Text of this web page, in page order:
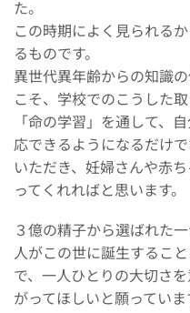
た。
この時期によく見られる
るものです。
異世代異年齢からの知識
こそ、学校でのこうした
「命の学習」を通して、
応できるようになるだけ
いただき、妊婦さんや赤
ってくれればと思います。
３億の精子から選ばれた
人がこの世に誕生するこ
で、一人ひとりの大切さ
がってほしいと願っていま